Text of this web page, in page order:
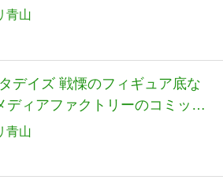
青山
デイズ 戦慄のフィギュア底な
ディアファクトリーのコミック
)
青山